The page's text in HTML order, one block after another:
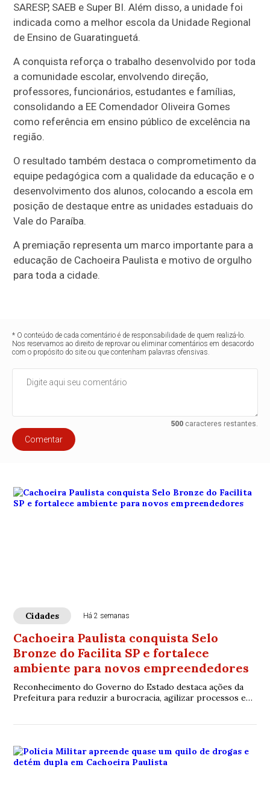
SARESP, SAEB e Super BI. Além disso, a unidade foi
indicada como a melhor escola da Unidade Regional
de Ensino de Guaratinguetá.
A conquista reforça o trabalho desenvolvido por toda
a comunidade escolar, envolvendo direção,
professores, funcionários, estudantes e famílias,
consolidando a EE Comendador Oliveira Gomes
como referência em ensino público de excelência na
região.
O resultado também destaca o comprometimento da
equipe pedagógica com a qualidade da educação e o
desenvolvimento dos alunos, colocando a escola em
posição de destaque entre as unidades estaduais do
Vale do Paraíba.
A premiação representa um marco importante para a
educação de Cachoeira Paulista e motivo de orgulho
para toda a cidade.
* O conteúdo de cada comentário é de responsabilidade de quem realizá-lo.
Nos reservamos ao direito de reprovar ou eliminar comentários em desacordo
com o propósito do site ou que contenham palavras ofensivas.
500caracteres restantes.
Comentar
Cidades Há 2 semanas
Cachoeira Paulista conquista Selo
Bronze do Facilita SP e fortalece
ambiente para novos empreendedores
Reconhecimento do Governo do Estado destaca ações da
Prefeitura para reduzir a burocracia, agilizar processos e